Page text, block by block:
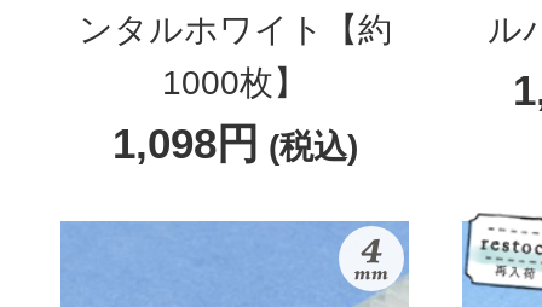
ンタルホワイト【約
1000枚】
1,098円 (税込)
ル